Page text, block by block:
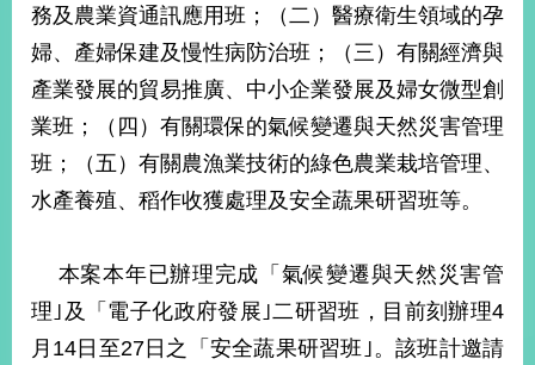
心
外
交
資
訊
國
區
國
務及農業資通訊應用班；（二）醫療衛生領域的孕
婦、產婦保建及慢性病防治班；（三）有關經濟與
產業發展的貿易推廣、中小企業發展及婦女微型創
業班；（四）有關環保的氣候變遷與天然災害管理
班；（五）有關農漁業技術的綠色農業栽培管理、
水產養殖、稻作收獲處理及安全蔬果研習班等。
本案本年已辦理完成「氣候變遷與天然災害管
理｣及「電子化政府發展｣二研習班，目前刻辦理4
月14日至27日之「安全蔬果研習班｣。該班計邀請